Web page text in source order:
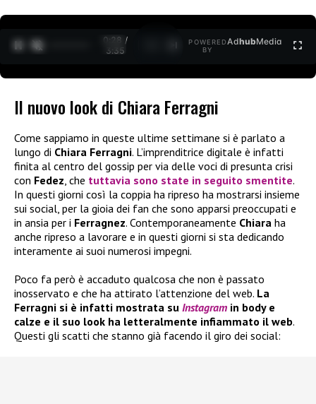
0:30 /
3:35
POWERED
BY
AdhubMedia
Il nuovo look di Chiara Ferragni
Come sappiamo in queste ultime settimane si è parlato a
lungo di Chiara Ferragni. L’imprenditrice digitale è infatti
finita al centro del gossip per via delle voci di presunta crisi
con Fedez, che tuttavia sono state in seguito smentite.
In questi giorni così la coppia ha ripreso ha mostrarsi insieme
sui social, per la gioia dei fan che sono apparsi preoccupati e
in ansia per i Ferragnez. Contemporaneamente Chiara ha
anche ripreso a lavorare e in questi giorni si sta dedicando
interamente ai suoi numerosi impegni.
Poco fa però è accaduto qualcosa che non è passato
inosservato e che ha attirato l’attenzione del web. La
Ferragni si è infatti mostrata su Instagram in body e
calze e il suo look ha letteralmente infiammato il web.
Questi gli scatti che stanno già facendo il giro dei social: